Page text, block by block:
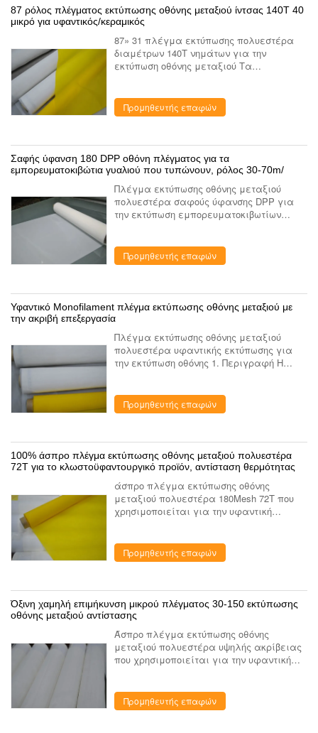
87 ρόλος πλέγματος εκτύπωσης οθόνης μεταξιού ίντσας 140T 40
μικρό για υφαντικός/κεραμικός
87» 31 πλέγμα εκτύπωσης πολυεστέρα
διαμέτρων 140T νημάτων για την
εκτύπωση οθόνης μεταξιού Τα
Κατώτατο όριο υψηλής έντασης και
σπάζοντας σημείο υψη...
Προμηθευτής επαφών
Σαφής ύφανση 180 DPP οθόνη πλέγματος για τα
εμπορευματοκιβώτια γυαλιού που τυπώνουν, ρόλος 30-70m/
Πλέγμα εκτύπωσης οθόνης μεταξιού
πολυεστέρα σαφούς ύφανσης DPP για
την εκτύπωση εμπορευματοκιβωτίων
πλέγματος πολυεστέρα στις τσάντες, τον
τέμνοντ...
Προμηθευτής επαφών
Υφαντικό Monofilament πλέγμα εκτύπωσης οθόνης μεταξιού με
την ακριβή επεξεργασία
Πλέγμα εκτύπωσης οθόνης μεταξιού
πολυεστέρα υφαντικής εκτύπωσης για
την εκτύπωση οθόνης 1. Περιγραφή Η
στρέβλωσης και της κρόκης του υφάσ...
Προμηθευτής επαφών
100% άσπρο πλέγμα εκτύπωσης οθόνης μεταξιού πολυεστέρα
72T για το κλωστοϋφαντουργικό προϊόν, αντίσταση θερμότητας
άσπρο πλέγμα εκτύπωσης οθόνης
μεταξιού πολυεστέρα 180Mesh 72T που
χρησιμοποιείται για την υφαντική
το μεγάλης ακρίβειας υψηλής ποιότητας
...
Προμηθευτής επαφών
Όξινη χαμηλή επιμήκυνση μικρού πλέγματος 30-150 εκτύπωσης
οθόνης μεταξιού αντίστασης
Άσπρο πλέγμα εκτύπωσης οθόνης
μεταξιού πολυεστέρα υψηλής ακρίβειας
που χρησιμοποιείται για την υφαντική
Γρηγορότερος χρόνος ανακύκλωσης από
το δωμάτιο οθό...
Προμηθευτής επαφών